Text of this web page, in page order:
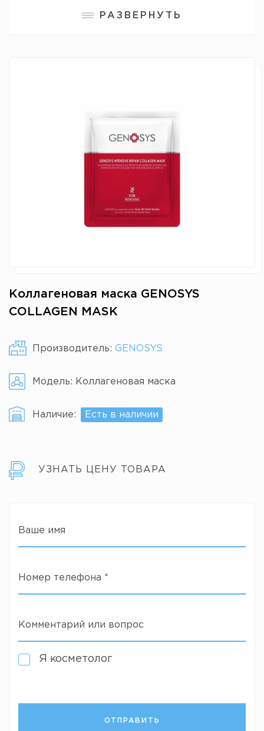
РАЗВЕРНУТЬ
Коллагеновая маска GENOSYS
COLLAGEN MASK
Производитель: GENOSYS
Модель: Коллагеновая маска
Наличие: Есть в наличии
УЗНАТЬ ЦЕНУ ТОВАРА
Ваше имя
Номер телефона *
Комментарий или вопрос
Я косметолог